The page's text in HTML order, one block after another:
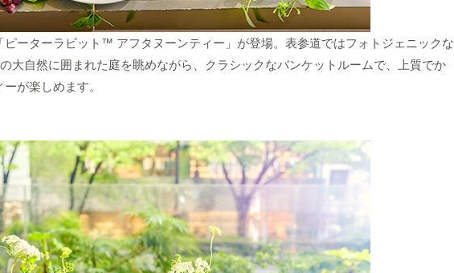
ーターラビット™︎ アフタヌーンティー」が登場。表参道ではフォトジェニックな
大自然に囲まれた庭を眺めながら、クラシックなバンケットルームで、上質でか
が楽しめます。